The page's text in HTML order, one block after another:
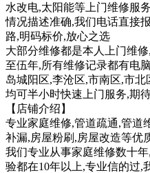
水改电,太阳能等上门维修服
情况描述准确,我们电话直接
路,明码标价,放心之选
大部分维修都是本人上门维
至伍年,所有维修记录都有电
岛城阳区,李沧区,市南区,市
均可半小时快速上门服务,期
【店铺介绍】
专业家庭维修,管道疏通,管道
补漏,房屋粉刷,房屋改造等优
我们专业从事家庭维修数十
验都在10年以上,专业信的过,